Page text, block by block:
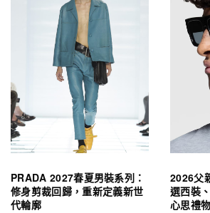
PRADA 2027春夏男裝系列：
修身剪裁回歸，重新定義新世
代輪廓
2026父
選西裝
心思禮